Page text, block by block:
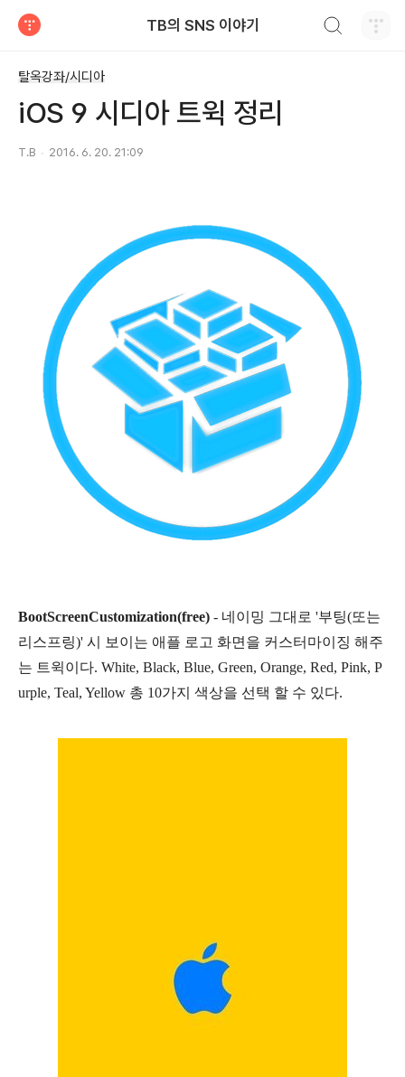
TB의 SNS 이야기
탈옥강좌/시디아
iOS 9 시디아 트윅 정리
T.B 2016. 6. 20. 21:09
BootScreenCustomization(free) - 네이밍 그대로 '부팅(또는
리스프링)' 시 보이는 애플 로고 화면을 커스터마이징 해주
는 트윅이다. White, Black, Blue, Green, Orange, Red, Pink, P
urple, Teal, Yellow 총 10가지 색상을 선택 할 수 있다.